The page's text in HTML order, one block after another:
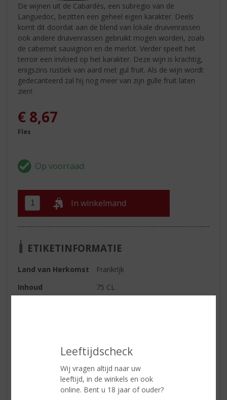
Leeftijdscheck
Wij vragen altijd naar uw
leeftijd, in de winkels en ook
online. Bent u 18 jaar of ouder?
De wijnen uit de Cabardés, een subregio van de
Languedoc, bezitten een geheel eigen karakter. Deels
komt dit doordat aan de blend van lokale druivenrassen
ook andere druivenrassen gebruikt mogen worden, zoals
de cabernet sauvignon en de merlot. Verder speelt het
terroir een invloed op het karakter. Deze wijn is krachtig,
enigszins rustiek van aard met gul fruit. Als de wijn wordt
gedecanteerd zal hij nog meer van zijn gulle fruit laten
zien!
€ 8,67
Fles
In winkelmand
ETIKETINFORMATIE
Land van Herkomst
Frankrijk
Inhoud
75 CL
Reviews
Schrijf een review